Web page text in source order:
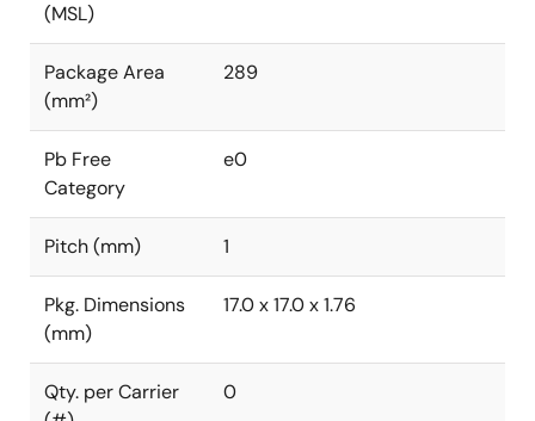
(MSL)
Package Area
(mm²)
289
Pb Free
Category
e0
Pitch (mm) 1
Pkg. Dimensions
(mm)
17.0 x 17.0 x 1.76
Qty. per Carrier
0